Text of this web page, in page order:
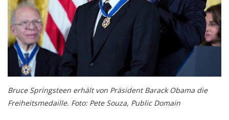
Bruce Springsteen erhält von Präsident Barack Obama die
Freiheitsmedaille. Foto: Pete Souza, Public Domain